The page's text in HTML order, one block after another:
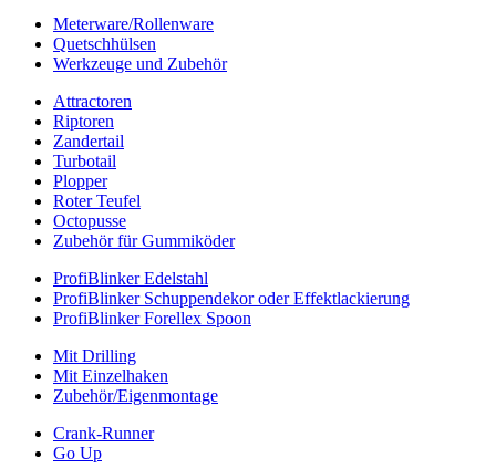
Meterware/Rollenware
Quetschhülsen
Werkzeuge und Zubehör
Attractoren
Riptoren
Zandertail
Turbotail
Plopper
Roter Teufel
Octopusse
Zubehör für Gummiköder
ProfiBlinker Edelstahl
ProfiBlinker Schuppendekor oder Effektlackierung
ProfiBlinker Forellex Spoon
Mit Drilling
Mit Einzelhaken
Zubehör/Eigenmontage
Crank-Runner
Go Up